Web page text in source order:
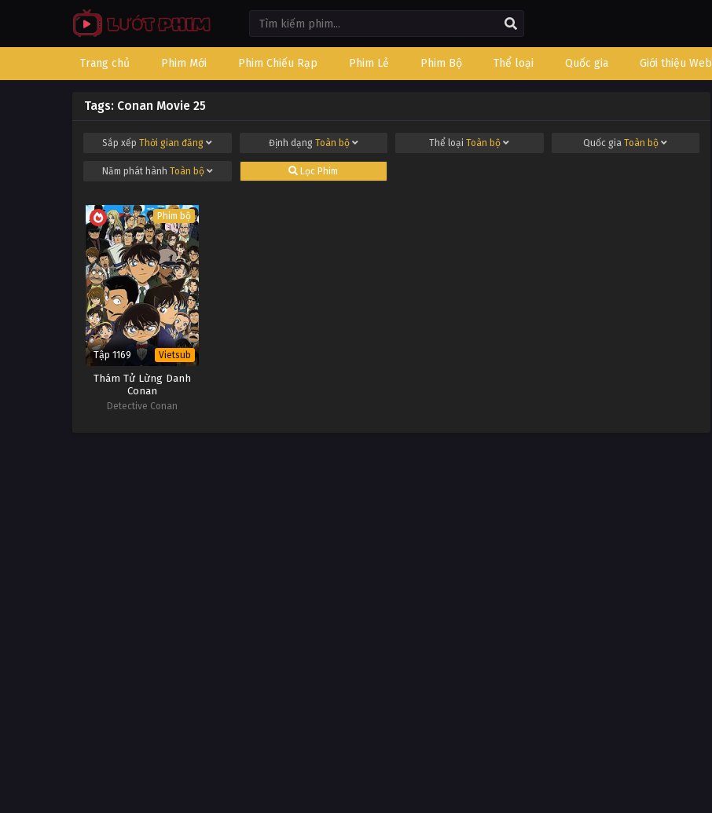
Trang chủ Phim Mới Phim Chiếu Rạp Phim Lẻ Phim Bộ Thể loại Quốc gia Giới thiệu Web
Tags: Conan Movie 25
Sắp xếpThời gian đăng Định dạng Toàn bộ Thể loạiToàn bộ Quốc giaToàn bộ
Năm phát hành Toàn bộ Lọc Phim
Phim bộ
Tập 1169 Vietsub
Thám Tử Lừng Danh
Conan
Detective Conan